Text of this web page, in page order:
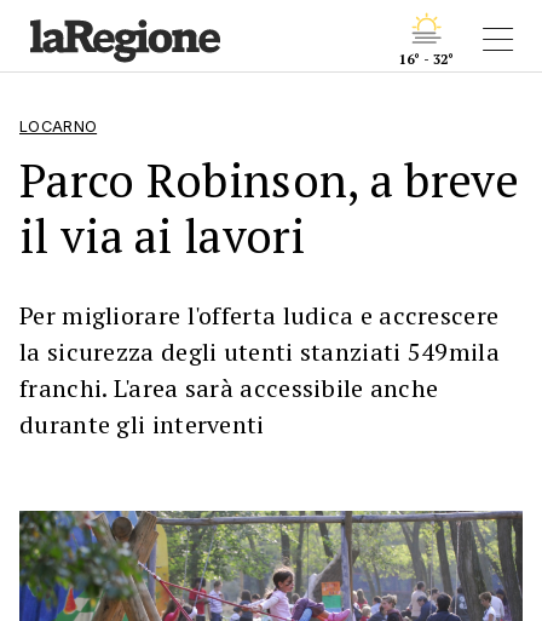
16° - 32°
LOCARNO
Parco Robinson, a breve
il via ai lavori
Per migliorare l'offerta ludica e accrescere
la sicurezza degli utenti stanziati 549mila
franchi. L'area sarà accessibile anche
durante gli interventi